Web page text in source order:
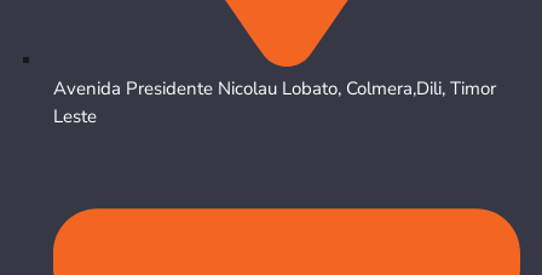
Avenida Presidente Nicolau Lobato, Colmera,Dili, Timor
Leste